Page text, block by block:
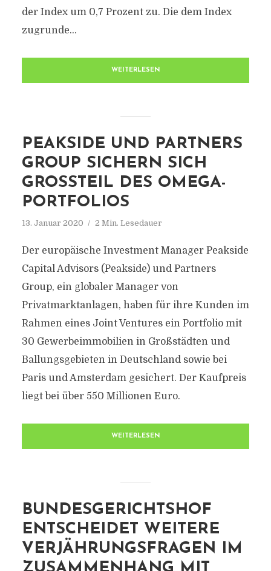
der Index um 0,7 Prozent zu. Die dem Index
zugrunde...
WEITERLESEN
PEAKSIDE UND PARTNERS
GROUP SICHERN SICH
GROSSTEIL DES OMEGA-P
ORTFOLIOS
13. Januar 2020 2 Min. Lesedauer
Der europäische Investment Manager Peakside
Capital Advisors (Peakside) und Partners
Group, ein globaler Manager von
Privatmarktanlagen, haben für ihre Kunden im
Rahmen eines Joint Ventures ein Portfolio mit
30 Gewerbeimmobilien in Großstädten und
Ballungsgebieten in Deutschland sowie bei
Paris und Amsterdam gesichert. Der Kaufpreis
liegt bei über 550 Millionen Euro.
WEITERLESEN
BUNDESGERICHTSHOF
ENTSCHEIDET WEITERE
VERJÄHRUNGSFRAGEN IM